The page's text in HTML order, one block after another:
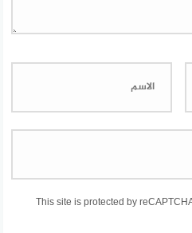
This site is protected by